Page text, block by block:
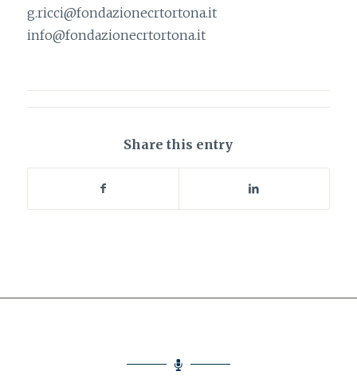
g.ricci@fondazionecrtortona.it
info@fondazionecrtortona.it
Share this entry